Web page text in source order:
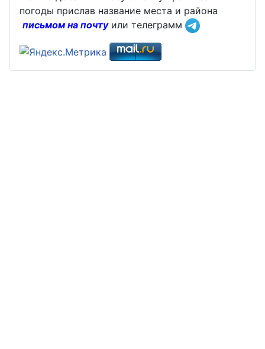
погоды прислав название места и района
письмом на почтуили телеграмм